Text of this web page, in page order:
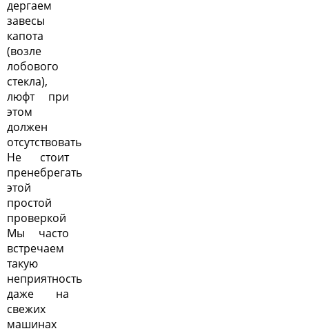
дергаем
завесы
капота
(возле
лобового
стекла),
люфт при
этом
должен
отсутствовать
Не стоит
пренебрегать
этой
простой
проверкой
Мы часто
встречаем
такую
неприятность
даже на
свежих
машинах